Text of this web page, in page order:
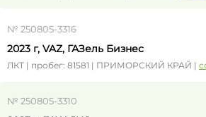
№ 250805-3316
2023 г, VAZ, ГАЗель Бизнес
ЛКТ | пробег: 81581 | ПРИМОРСКИЙ КРАЙ |
№ 250805-3310